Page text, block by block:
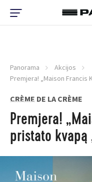
Panorama
Akcijos
Premjera! „Maison Francis
CRÈME DE LA CRÈME
Premjera!
pristato kvapą